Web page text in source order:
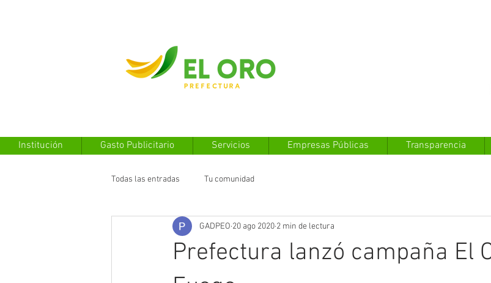
Institución Gasto Publicitario Servicios Empresas Públicas Transparencia
Todas las entradas Tu comunidad
Prefectura lanzó campaña El
GADPEO 20 ago 2020 2 min de lectura